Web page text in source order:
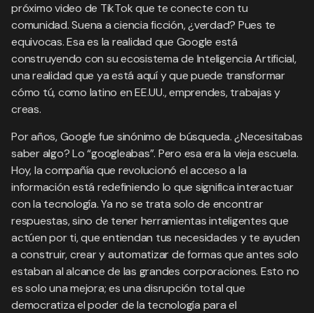
próximo video de TikTok que te conecte con tu
comunidad. Suena a ciencia ficción, ¿verdad? Pues te
equivocas. Esa es la realidad que Google está
construyendo con su ecosistema de Inteligencia Artificial,
una realidad que ya está aquí y que puede transformar
cómo tú, como latino en EE.UU., emprendes, trabajas y
creas.
Por años, Google fue sinónimo de búsqueda. ¿Necesitabas
saber algo? Lo “googleabas”. Pero esa era la vieja escuela.
Hoy, la compañía que revolucionó el acceso a la
información está redefiniendo lo que significa interactuar
con la tecnología. Ya no se trata solo de encontrar
respuestas, sino de tener herramientas inteligentes que
actúen por ti, que entiendan tus necesidades y te ayuden
a construir, crear y automatizar de formas que antes solo
estaban al alcance de las grandes corporaciones. Esto no
es solo una mejora; es una disrupción total que
democratiza el poder de la tecnología para el